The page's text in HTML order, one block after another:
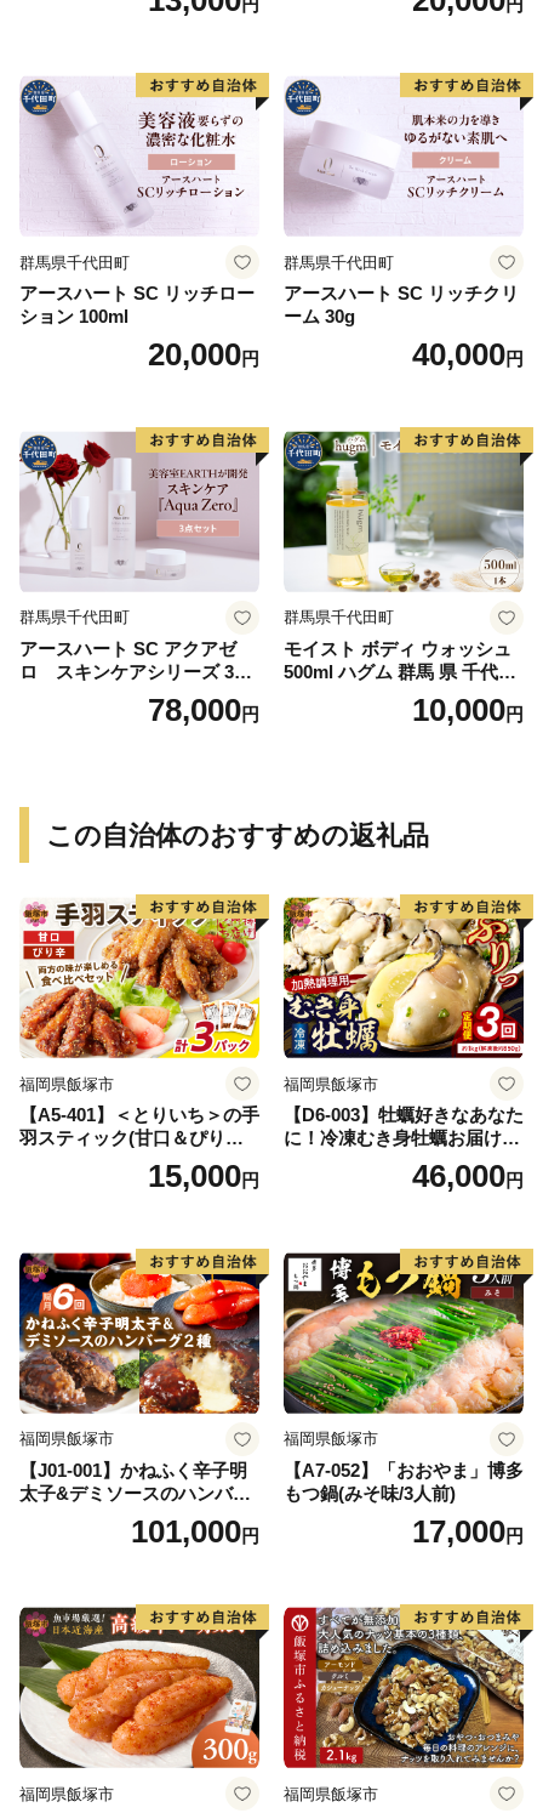
群馬県千代田町
アースハート SC リッチロー
ション 100ml
20,000円
群馬県千代田町
アースハート SC リッチクリ
ーム 30g
40,000円
群馬県千代田町
アースハート SC アクアゼ
ロ スキンケアシリーズ 3点
78,000円
群馬県千代田町
モイスト ボディ ウォッシュ
500ml ハグム 群馬 県 千代田
町 〈アペックス〉10,000円
この自治体のおすすめの返礼品
福岡県飯塚市
【A5-401】＜とりいち＞の手
羽スティック(甘口＆ぴり辛)
15,000円
福岡県飯塚市
【D6-003】牡蠣好きなあなた
に！冷凍むき身牡蠣お届け便
【隔月定期便(計3回発送)】
46,000円
福岡県飯塚市
【J01-001】かねふく辛子明
太子&デミソースのハンバー
グ2種セット【隔月定期便(計
101,000円
福岡県飯塚市
【A7-052】「おおやま」博多
もつ鍋(みそ味/3人前)
17,000円
福岡県飯塚市 福岡県飯塚市